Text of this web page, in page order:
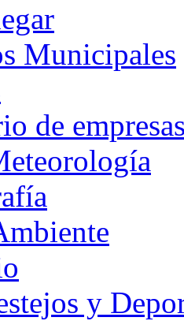
Municipales
de
y